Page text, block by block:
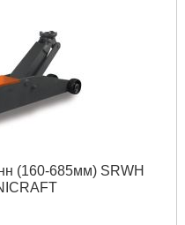
(160-685мм) SRWH